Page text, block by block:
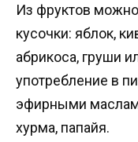
Из фруктов
кусочки: яблок,
абрикоса, груши
употребление в
эфирными
хурма, папайя.